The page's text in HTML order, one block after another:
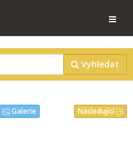
Vyhledat
Následující
Galerie